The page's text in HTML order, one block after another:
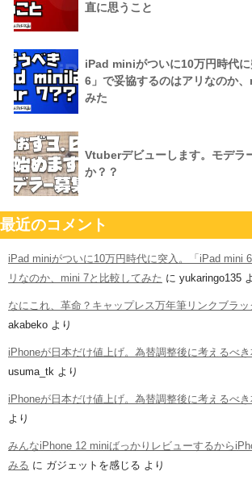
直に思うこと
iPad miniがついに10万円時代
6」で妥協するのはアリなのか
みた
Vtuberデビューします。モデラ
か？？
最近のコメント
iPad miniがついに10万円時代に突入。「iPad mini
リなのか、mini 7と比較してみた に yukaringo135
なにこれ、革命？キャップレス万年筆リンクブラ
akabeko より
iPhoneが日本だけ値上げ。為替調整後に考えるべ
usuma_tk より
iPhoneが日本だけ値上げ。為替調整後に考えるべ
より
みんなiPhone 12 miniばっかりレビューするから
みる に ガジェットを感じる より